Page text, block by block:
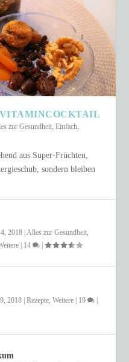
SALAT IN NUR 15
VITAMINCOCKTAIL
zur Gesundheit,Einfach,
aus Super-Früchten,
sondern bleiben
2018 |Alles zur Gesundheit,
14 |
2018 |Rezepte,Weitere 19